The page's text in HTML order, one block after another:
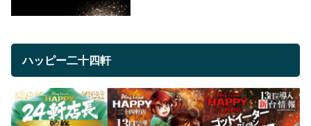
ハッピー二十四軒